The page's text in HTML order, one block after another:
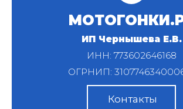
ИП Чернышева Е.В.
ИНН: 773602646168
ОГРНИП:
Контакты